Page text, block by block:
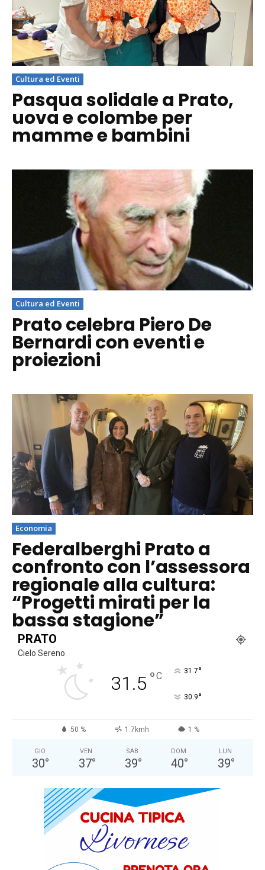
Cultura ed Eventi
Pasqua solidale a Prato,
uova e colombe per
mamme e bambini
Cultura ed Eventi
Prato celebra Piero De
Bernardi con eventi e
proiezioni
Economia
Federalberghi Prato a
confronto con l’assessora
regionale alla cultura:
“Progetti mirati per la
bassa stagione”
PRATO
Cielo Sereno
31.5 °C 31.7°
30.9°
50 % 1.7kmh 1 %
GIO
30°
VEN
37°
SAB
39°
DOM
40°
LUN
39°